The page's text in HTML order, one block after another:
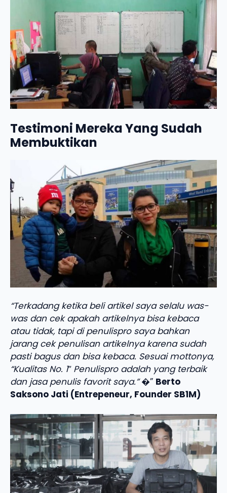
Testimoni Mereka Yang Sudah
Membuktikan
“Terkadang ketika beli artikel saya selalu was-
was dan cek apakah artikelnya bisa kebaca
atau tidak, tapi di penulispro saya bahkan
jarang cek penulisan artikelnya karena sudah
pasti bagus dan bisa kebaca. Sesuai mottonya,
“Kualitas No. 1″ Penulispro adalah yang terbaik
dan jasa penulis favorit saya.”�” Berto
Saksono Jati (Entrepeneur, Founder SB1M)